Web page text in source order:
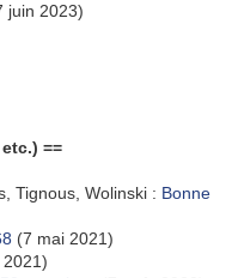
juin 2023)
==
Tignous, Wolinski : Bonne
(7 mai 2021)